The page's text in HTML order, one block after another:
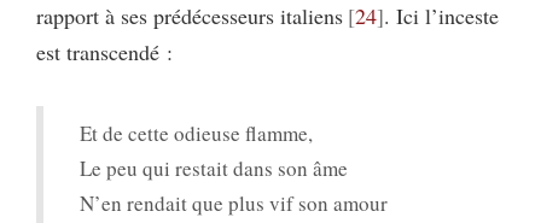
rapport à ses prédécesseurs italiens 24 . Ici l’inceste
est transcendé :
Et de cette odieuse flamme,
Le peu qui restait dans son âme
N’en rendait que plus vif son amour